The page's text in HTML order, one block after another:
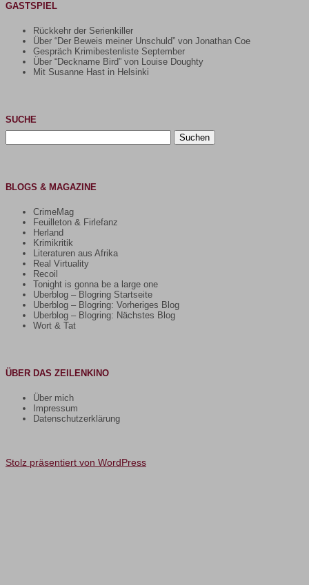
GASTSPIEL
Rückkehr der Serienkiller
Über “Der Beweis meiner Unschuld” von Jonathan Coe
Gespräch Krimibestenliste September
Über “Deckname Bird” von Louise Doughty
Mit Susanne Hast in Helsinki
SUCHE
nach:
BLOGS & MAGAZINE
CrimeMag
Feuilleton & Firlefanz
Herland
Krimikritik
Literaturen aus Afrika
Real Virtuality
Recoil
Tonight is gonna be a large one
Uberblog – Blogring Startseite
Uberblog – Blogring: Vorheriges Blog
Uberblog – Blogring: Nächstes Blog
Wort & Tat
ÜBER DAS ZEILENKINO
Über mich
Impressum
Datenschutzerklärung
Stolz präsentiert von WordPress